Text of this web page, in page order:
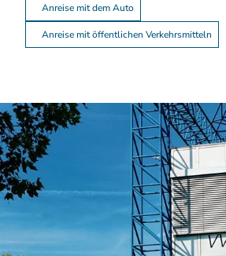
Anreise mit dem Auto
Anreise mit öffentlichen Verkehrsmitteln